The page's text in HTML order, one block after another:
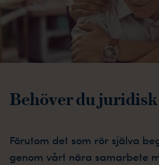
Behöver du juridisk
Förutom det som rör själva
genom vårt nära samarbete